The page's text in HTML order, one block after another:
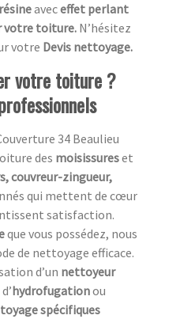
résineaveceffet perlant
votre toiture. N’hésitez
votre Devis nettoyage.
votre toiture ?
34 Beaulieu
des moisissureset
couvreur-zingueur,
qui mettent de cœur
satisfaction.
que vous possédez, nous
de nettoyage efficace.
d’un nettoyeur
hydrofugationou
spécifiques